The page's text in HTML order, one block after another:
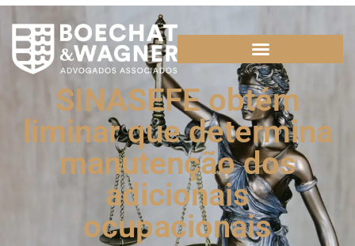
SINASEFE obtém
liminar que determina
manutenção dos
adicionais
ocupacionais